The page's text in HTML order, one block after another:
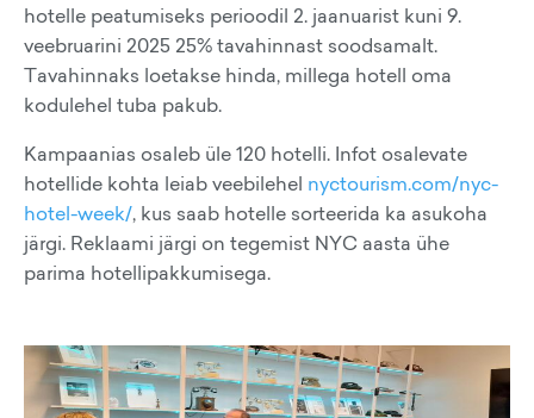
hotelle peatumiseks perioodil 2. jaanuarist kuni 9.
veebruarini 2025 25% tavahinnast soodsamalt.
Tavahinnaks loetakse hinda, millega hotell oma
kodulehel tuba pakub.
Kampaanias osaleb üle 120 hotelli. Infot osalevate
hotellide kohta leiab veebilehel nyctourism.com/nyc-
hotel-week/, kus saab hotelle sorteerida ka asukoha
järgi. Reklaami järgi on tegemist NYC aasta ühe
parima hotellipakkumisega.